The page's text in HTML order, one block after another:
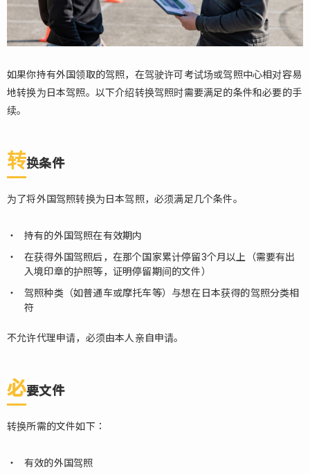
如果你持有外国领取的驾照，在驾驶许可考试场或驾照中心相对容易
地转换为日本驾照。以下介绍转换驾照时需要满足的条件和必要的手
续。
转换条件
为了将外国驾照转换为日本驾照，必须满足几个条件。
持有的外国驾照在有效期内
在获得外国驾照后，在那个国家累计停留3个月以上（需要有出
入境印章的护照等，证明停留期间的文件）
驾照种类（如普通车或摩托车等）与想在日本获得的驾照分类相
符
不允许代理申请，必须由本人亲自申请。
必要文件
转换所需的文件如下：
有效的外国驾照